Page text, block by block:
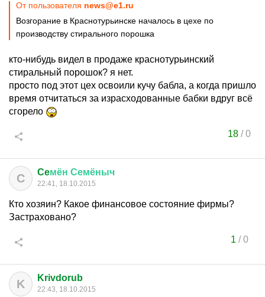
От пользователя news@e1.ru
Возгорание в Краснотурьинске началось в цехе по
производству стирального порошка
кто-нибудь видел в продаже краснотурьинский
стиральный порошок? я нет.
просто под этот цех освоили кучу бабла, а когда пришло
время отчитаться за израсходованные бабки вдруг всё
сгорело
18 /0
C Ceмён Семёныч
22:41, 18.10.2015
Кто хозяин? Какое финансовое состояние фирмы?
Застраховано?
1 /0
K Krivdorub
22:43, 18.10.2015